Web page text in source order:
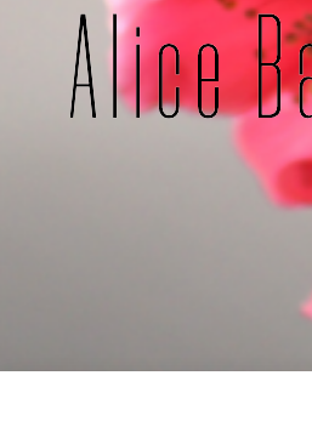
Les petits mots